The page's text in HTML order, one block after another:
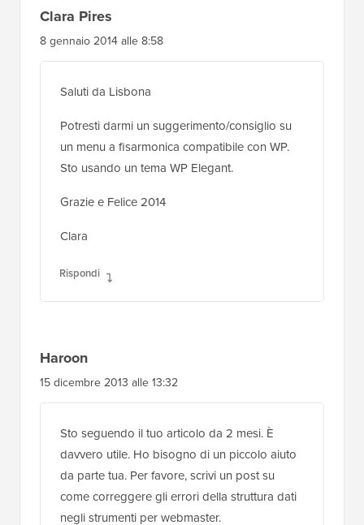
Clara Pires
8 gennaio 2014 alle 8:58
Saluti da Lisbona
Potresti darmi un suggerimento/consiglio su
un menu a fisarmonica compatibile con WP.
Sto usando un tema WP Elegant.
Grazie e Felice 2014
Clara
Rispondi
Haroon
15 dicembre 2013 alle 13:32
Sto seguendo il tuo articolo da 2 mesi. È
davvero utile. Ho bisogno di un piccolo aiuto
da parte tua. Per favore, scrivi un post su
come correggere gli errori della struttura dati
negli strumenti per webmaster.